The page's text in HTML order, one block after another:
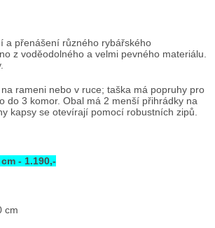
a přenášení různého rybářského
z voděodolného a velmi pevného materiálu.
rameni nebo v ruce; taška má popruhy pro
do 3 komor. Obal má 2 menší přihrádky na
kapsy se otevírají pomocí robustních zipů.
- 1.190,-
cm